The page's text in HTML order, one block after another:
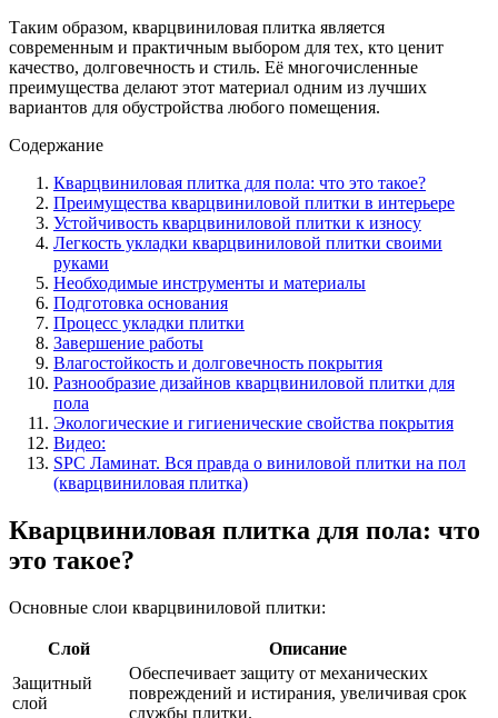
Таким образом, кварцвиниловая плитка является
современным и практичным выбором для тех, кто ценит
качество, долговечность и стиль. Её многочисленные
преимущества делают этот материал одним из лучших
вариантов для обустройства любого помещения.
Содержание
Кварцвиниловая плитка для пола: что это такое?
Преимущества кварцвиниловой плитки в интерьере
Устойчивость кварцвиниловой плитки к износу
Легкость укладки кварцвиниловой плитки своими
руками
Необходимые инструменты и материалы
Подготовка основания
Процесс укладки плитки
Завершение работы
Влагостойкость и долговечность покрытия
Разнообразие дизайнов кварцвиниловой плитки для
пола
Экологические и гигиенические свойства покрытия
Видео:
SPC Ламинат. Вся правда о виниловой плитки на пол
(кварцвиниловая плитка)
Кварцвиниловая плитка для пола: что
это такое?
Основные слои кварцвиниловой плитки:
Слой
Описание
Защитный
слой
Обеспечивает защиту от механических
повреждений и истирания, увеличивая срок
службы плитки.